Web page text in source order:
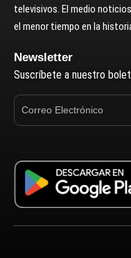
televisivos. El medio
el menor tiempo en la
Newsletter
Suscríbete a nuestro